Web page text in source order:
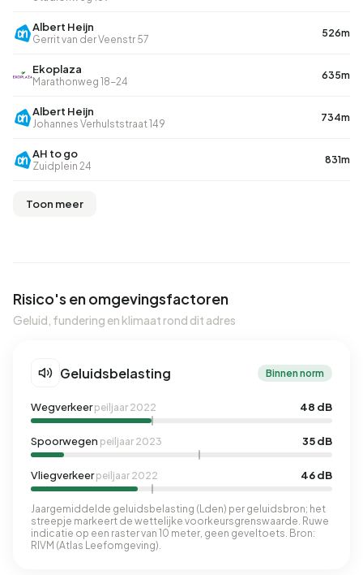
Albert Heijn
Gerrit van der Veenstr 57
526m
Ekoplaza
Marathonweg 18-24
635m
Albert Heijn
Johannes Verhulststraat 149
734m
AH to go
Zuidplein 24
831m
Toon meer
Risico's en omgevingsfactoren
Geluid, fundering en klimaat rond dit adres
Geluidsbelasting Binnen norm
Wegverkeerpeiljaar 2022 48 dB
Spoorwegen peiljaar 2023 35 dB
Vliegverkeerpeiljaar 2022 46 dB
Jaargemiddelde geluidsbelasting (Lden) per geluidsbron; het
streepje markeert de wettelijke voorkeursgrenswaarde. Ruwe
indicatie op een raster van 10 meter, geen geveltoets. Bron:
RIVM (Atlas Leefomgeving).